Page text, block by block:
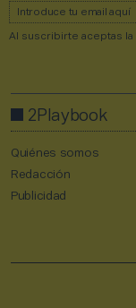
Al suscribirte aceptas la
2Playbook
Quiénes somos
Redacción
Publicidad